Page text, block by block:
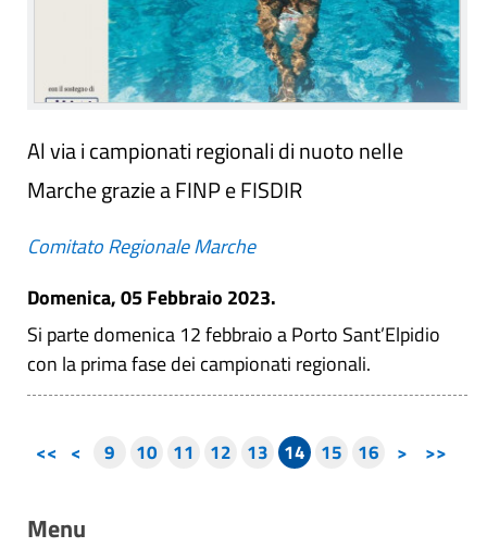
Al via i campionati regionali di nuoto nelle
Marche grazie a FINP e FISDIR
Comitato Regionale Marche
Domenica, 05 Febbraio 2023.
Si parte domenica 12 febbraio a Porto Sant’Elpidio
con la prima fase dei campionati regionali.
<< < 9 10 11 12 13 14 15 16 > >>
Menu